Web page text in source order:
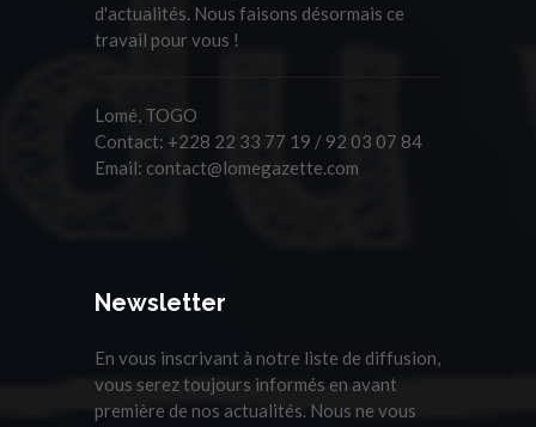
d'actualités. Nous faisons désormais ce
travail pour vous !
Lomé, TOGO
Contact: +228 22 33 77 19 / 92 03 07 84
Email: contact@lomegazette.com
Newsletter
En vous inscrivant à notre liste de diffusion,
vous serez toujours informés en avant
première de nos actualités. Nous ne vous